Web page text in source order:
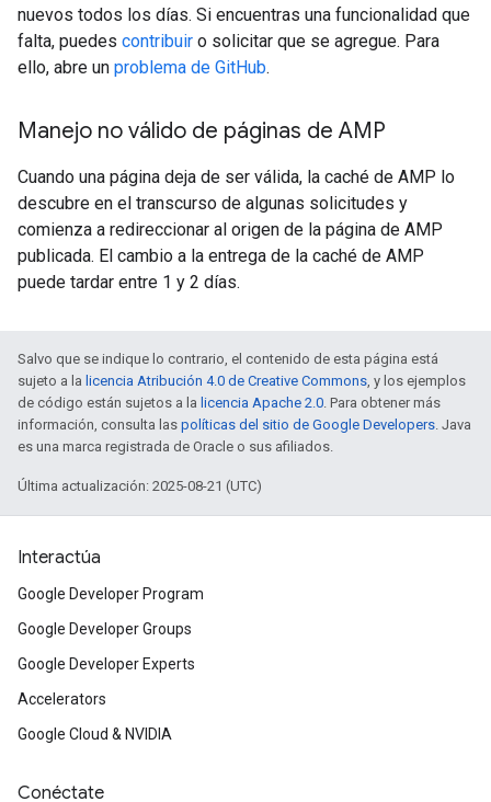
nuevos todos los días. Si encuentras una funcionalidad que
falta, puedes contribuir o solicitar que se agregue. Para
ello, abre un problema de GitHub.
Manejo no válido de páginas de AMP
Cuando una página deja de ser válida, la caché de AMP lo
descubre en el transcurso de algunas solicitudes y
comienza a redireccionar al origen de la página de AMP
publicada. El cambio a la entrega de la caché de AMP
puede tardar entre 1 y 2 días.
Salvo que se indique lo contrario, el contenido de esta página está
sujeto a la licencia Atribución 4.0 de Creative Commons, y los ejemplos
de código están sujetos a la licencia Apache 2.0. Para obtener más
información, consulta las políticas del sitio de Google Developers. Java
es una marca registrada de Oracle o sus afiliados.
Última actualización: 2025-08-21 (UTC)
Interactúa
Google Developer Program
Google Developer Groups
Google Developer Experts
Accelerators
Google Cloud & NVIDIA
Conéctate